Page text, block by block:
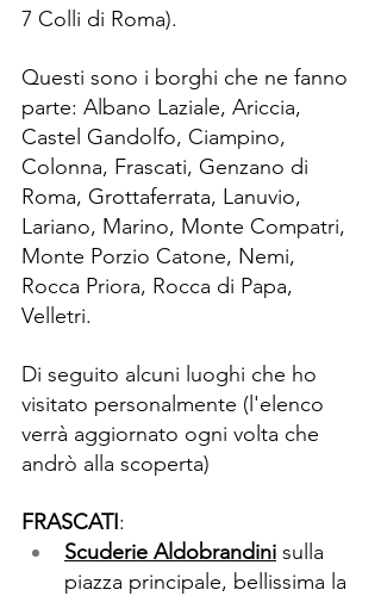
7 Colli di Roma).
Questi sono i borghi che ne fanno
parte: Albano Laziale, Ariccia,
Castel Gandolfo, Ciampino,
Colonna, Frascati, Genzano di
Roma, Grottaferrata, Lanuvio,
Lariano, Marino, Monte Compatri,
Monte Porzio Catone, Nemi,
Rocca Priora, Rocca di Papa,
Velletri.
Di seguito alcuni luoghi che ho
visitato personalmente (l'elenco
verrà aggiornato ogni volta che
andrò alla scoperta)
FRASCATI:
Scuderie Aldobrandini sulla
piazza principale, bellissima la